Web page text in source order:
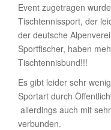
Event zugetragen
Tischtennissport, der
der deutsche
Sportfischer, haben
Tischtennisbund!!!
Es gibt leider sehr
Sportart durch
allerdings auch mit
verbunden.